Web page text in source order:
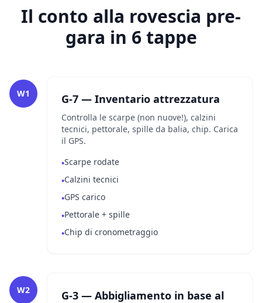
Il conto alla rovescia pre-
gara in 6 tappe
W1 G-7 — Inventario attrezzatura
Controlla le scarpe (non nuove!), calzini
tecnici, pettorale, spille da balia, chip. Carica
il GPS.
•Scarpe rodate
•Calzini tecnici
•GPS carico
•Pettorale + spille
•Chip di cronometraggio
W2
G-3 — Abbigliamento in base al